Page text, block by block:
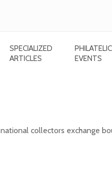
SPECIALIZED
ARTICLES
PHILATELIC
EVENTS
collectors exchange